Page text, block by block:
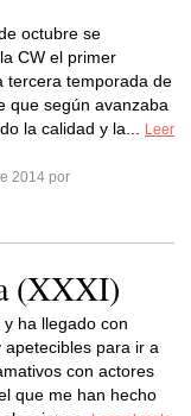
octubre se
CW el primer
tercera temporada de
que según avanzaba
la calidad y la...
Leer
2014 por
(XXXI)
ha llegado con
apetecibles para ir a
con actores
que me han hecho